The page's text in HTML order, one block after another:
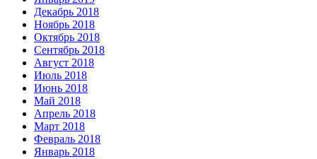
Декабрь 2018
Ноябрь 2018
Октябрь 2018
Сентябрь 2018
Август 2018
Июль 2018
Июнь 2018
Май 2018
Апрель 2018
Март 2018
Февраль 2018
Январь 2018